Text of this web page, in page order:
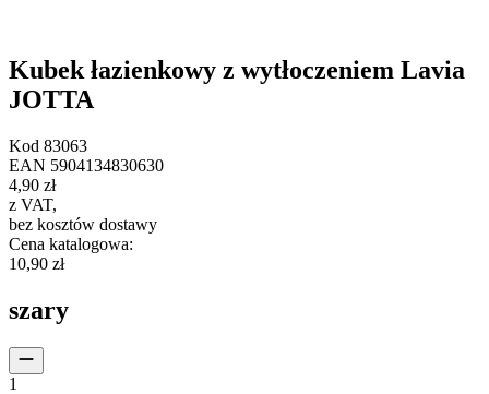
Kubek łazienkowy z wytłoczeniem Lavia
JOTTA
Kod 83063
EAN 5904134830630
4,90 zł
z VAT,
bez kosztów dostawy
Cena katalogowa:
10,90 zł
szary
1